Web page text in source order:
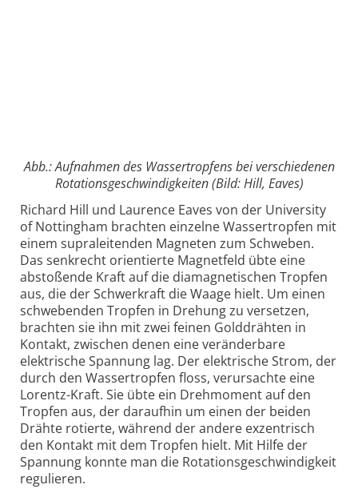
Abb.: Aufnahmen des Wassertropfens bei verschiedenen
Rotationsgeschwindigkeiten (Bild: Hill, Eaves)
Richard Hill und Laurence Eaves von der University
of Nottingham brachten einzelne Wassertropfen mit
einem supraleitenden Magneten zum Schweben.
Das senkrecht orientierte Magnetfeld übte eine
abstoßende Kraft auf die diamagnetischen Tropfen
aus, die der Schwerkraft die Waage hielt. Um einen
schwebenden Tropfen in Drehung zu versetzen,
brachten sie ihn mit zwei feinen Golddrähten in
Kontakt, zwischen denen eine veränderbare
elektrische Spannung lag. Der elektrische Strom, der
durch den Wassertropfen floss, verursachte eine
Lorentz-Kraft. Sie übte ein Drehmoment auf den
Tropfen aus, der daraufhin um einen der beiden
Drähte rotierte, während der andere exzentrisch
den Kontakt mit dem Tropfen hielt. Mit Hilfe der
Spannung konnte man die Rotationsgeschwindigkeit
regulieren.